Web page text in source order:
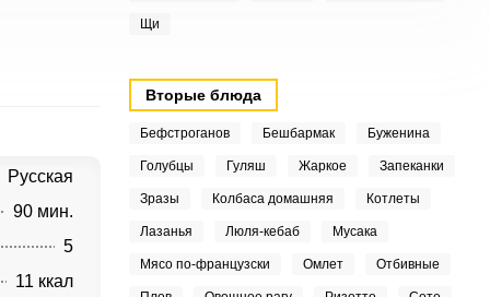
Русская
90 мин.
5
11 ккал
Щи
Вторые блюда
Бефстроганов Бешбармак Буженина
Голубцы Гуляш Жаркое Запеканки
Зразы Колбаса домашняя Котлеты
Лазанья Люля-кебаб Мусака
Мясо по-французски Омлет Отбивные